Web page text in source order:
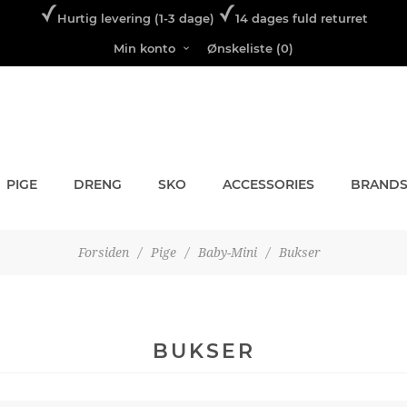
Hurtig levering (1-3 dage) 14 dages fuld returret
Min konto Ønskeliste (0)
PIGE DRENG SKO ACCESSORIES BRANDS
Forsiden / Pige / Baby-Mini / Bukser
BUKSER